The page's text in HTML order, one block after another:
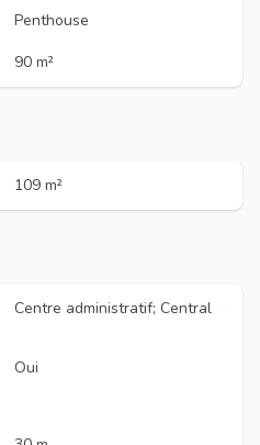
Penthouse
90 m²
109 m²
Centre administratif; Central
Oui